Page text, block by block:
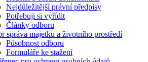
Nejdůležitější právní předpisy
Potřebuji si vyřídit
Články odboru
správa majetku a životního prostředí
Působnost odboru
Formuláře ke stažení